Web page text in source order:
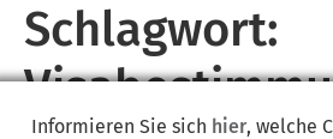
Schlagwort:
Informieren Sie sich hier, welche